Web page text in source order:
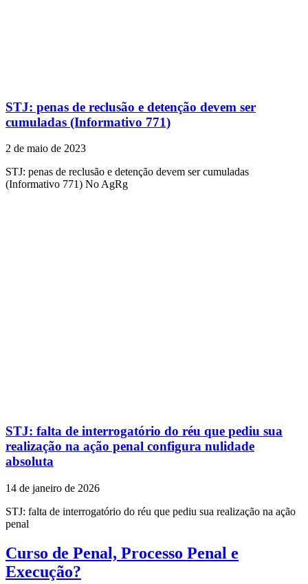
STJ: penas de reclusão e detenção devem ser
cumuladas (Informativo 771)
2 de maio de 2023
STJ: penas de reclusão e detenção devem ser cumuladas
(Informativo 771) No AgRg
STJ: falta de interrogatório do réu que pediu sua
realização na ação penal configura nulidade
absoluta
14 de janeiro de 2026
STJ: falta de interrogatório do réu que pediu sua realização na ação
penal
Curso de Penal, Processo Penal e
Execução?